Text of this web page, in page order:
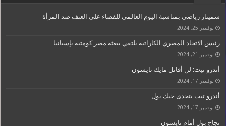
سمينار رياضي بمناسبة اليوم العالمي للقضاء على العنف ضد المرأة
نوفمبر 25, 2024
رئيس الاتحاد المصري الكاراتيه يلتقي ببعثة مصر كومتيه بإسبانيا
نوفمبر 21, 2024
أندرو تيت: لن أقاتل مايك تايسون
نوفمبر 17, 2024
أندرو تيت يتحدى جيك بول
نوفمبر 17, 2024
نجاح بول أمام تايسون